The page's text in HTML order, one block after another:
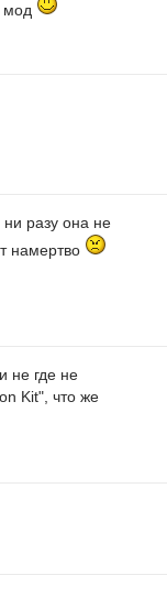
мод
ни разу она не
намертво
не где не
Kit", что же